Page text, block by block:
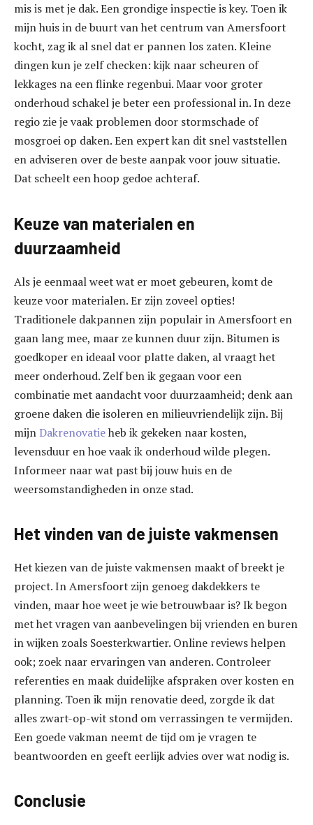
mis is met je dak. Een grondige inspectie is key. Toen ik
mijn huis in de buurt van het centrum van Amersfoort
kocht, zag ik al snel dat er pannen los zaten. Kleine
dingen kun je zelf checken: kijk naar scheuren of
lekkages na een flinke regenbui. Maar voor groter
onderhoud schakel je beter een professional in. In deze
regio zie je vaak problemen door stormschade of
mosgroei op daken. Een expert kan dit snel vaststellen
en adviseren over de beste aanpak voor jouw situatie.
Dat scheelt een hoop gedoe achteraf.
Keuze van materialen en
duurzaamheid
Als je eenmaal weet wat er moet gebeuren, komt de
keuze voor materialen. Er zijn zoveel opties!
Traditionele dakpannen zijn populair in Amersfoort en
gaan lang mee, maar ze kunnen duur zijn. Bitumen is
goedkoper en ideaal voor platte daken, al vraagt het
meer onderhoud. Zelf ben ik gegaan voor een
combinatie met aandacht voor duurzaamheid; denk aan
groene daken die isoleren en milieuvriendelijk zijn. Bij
mijn Dakrenovatieheb ik gekeken naar kosten,
levensduur en hoe vaak ik onderhoud wilde plegen.
Informeer naar wat past bij jouw huis en de
weersomstandigheden in onze stad.
Het vinden van de juiste vakmensen
Het kiezen van de juiste vakmensen maakt of breekt je
project. In Amersfoort zijn genoeg dakdekkers te
vinden, maar hoe weet je wie betrouwbaar is? Ik begon
met het vragen van aanbevelingen bij vrienden en buren
in wijken zoals Soesterkwartier. Online reviews helpen
ook; zoek naar ervaringen van anderen. Controleer
referenties en maak duidelijke afspraken over kosten en
planning. Toen ik mijn renovatie deed, zorgde ik dat
alles zwart-op-wit stond om verrassingen te vermijden.
Een goede vakman neemt de tijd om je vragen te
beantwoorden en geeft eerlijk advies over wat nodig is.
Conclusie